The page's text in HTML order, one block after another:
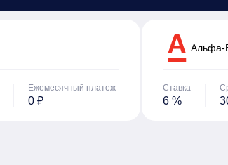
Ежемесячный платеж
0 ₽
Альфа-
Ставка
6 %